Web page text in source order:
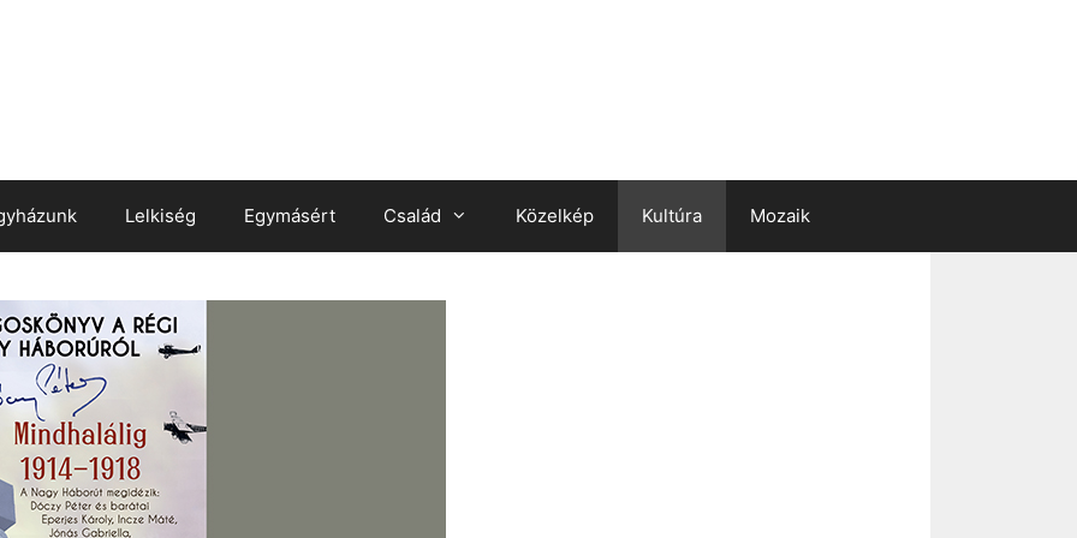
Lelkiség Egymásért Család Közelkép Kultúra Mozaik